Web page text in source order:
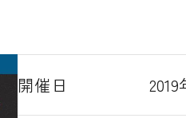
開催日 2019